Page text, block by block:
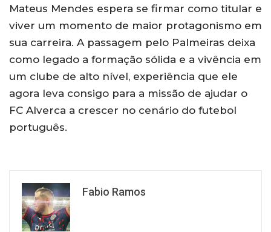
Mateus Mendes espera se firmar como titular e
viver um momento de maior protagonismo em
sua carreira. A passagem pelo Palmeiras deixa
como legado a formação sólida e a vivência em
um clube de alto nível, experiência que ele
agora leva consigo para a missão de ajudar o
FC Alverca a crescer no cenário do futebol
português.
Fabio Ramos